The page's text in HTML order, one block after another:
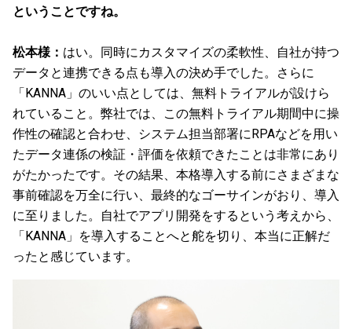
ということですね。
松本様： はい。同時にカスタマイズの柔軟性、自社が持つ
データと連携できる点も導入の決め手でした。さらに
「KANNA」のいい点としては、無料トライアルが設けら
れていること。弊社では、この無料トライアル期間中に操
作性の確認と合わせ、システム担当部署にRPAなどを用い
たデータ連係の検証・評価を依頼できたことは非常にあり
がたかったです。その結果、本格導入する前にさまざまな
事前確認を万全に行い、最終的なゴーサインがおり、導入
に至りました。自社でアプリ開発をするという考えから、
「KANNA」を導入することへと舵を切り、本当に正解だ
ったと感じています。